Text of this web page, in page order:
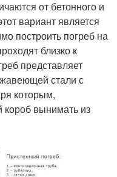
от бетонного и
вариант является
построить погреб на
близко к
представляет
стали с
которым,
короб вынимать из